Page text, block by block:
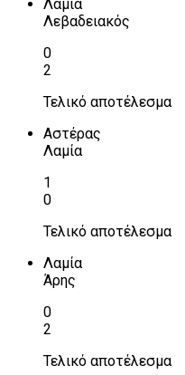
Λαμία
Λεβαδειακός
0
2
Τελικό αποτέλεσμα
Αστέρας
Λαμία
1
0
Τελικό αποτέλεσμα
Λαμία
Άρης
0
2
Τελικό αποτέλεσμα